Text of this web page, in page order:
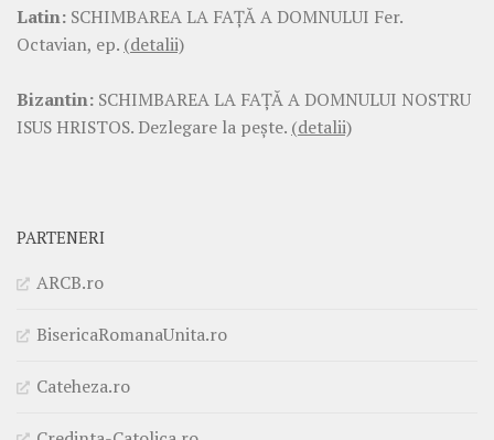
Latin: SCHIMBAREA LA FAŢĂ A DOMNULUI Fer.
Octavian, ep. (detalii)
Bizantin: SCHIMBAREA LA FAŢĂ A DOMNULUI NOSTRU
ISUS HRISTOS. Dezlegare la pește. (detalii)
PARTENERI
ARCB.ro
BisericaRomanaUnita.ro
Cateheza.ro